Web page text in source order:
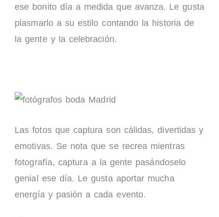
ese bonito día a medida que avanza. Le gusta
plasmarlo a su estilo contando la historia de
la gente y la celebración.
Las fotos que captura son cálidas, divertidas y
emotivas. Se nota que se recrea mientras
fotografía, captura a la gente pasándoselo
genial ese día. Le gusta aportar mucha
energía y pasión a cada evento.